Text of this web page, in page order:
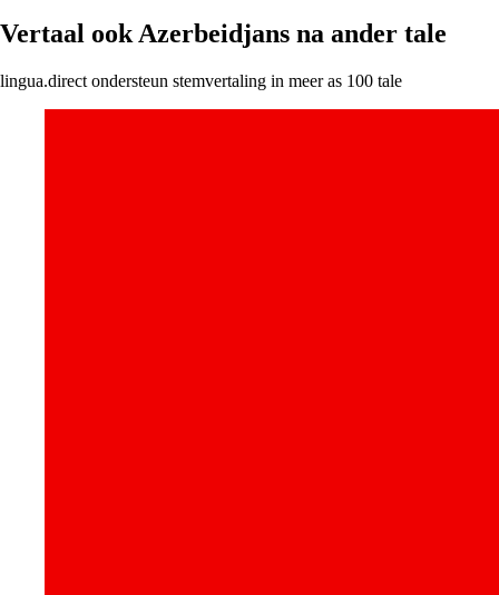
Vertaal ook Azerbeidjans na ander tale
lingua.direct ondersteun stemvertaling in meer as 100 tale